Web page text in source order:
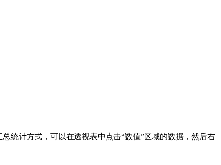
统计方式，可以在透视表中点击“数值”区域的数据，然后右